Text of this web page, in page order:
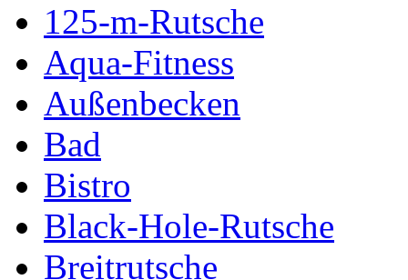
125-m-Rutsche
Aqua-Fitness
Außenbecken
Bad
Bistro
Black-Hole-Rutsche
Breitrutsche